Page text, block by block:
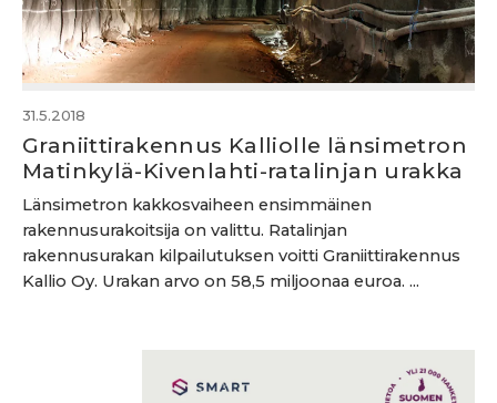
31.5.2018
Graniittirakennus Kalliolle länsimetron
Matinkylä-Kivenlahti-ratalinjan urakka
Länsimetron kakkosvaiheen ensimmäinen
rakennusurakoitsija on valittu. Ratalinjan
rakennusurakan kilpailutuksen voitti Graniittirakennus
Kallio Oy. Urakan arvo on 58,5 miljoonaa euroa. ...